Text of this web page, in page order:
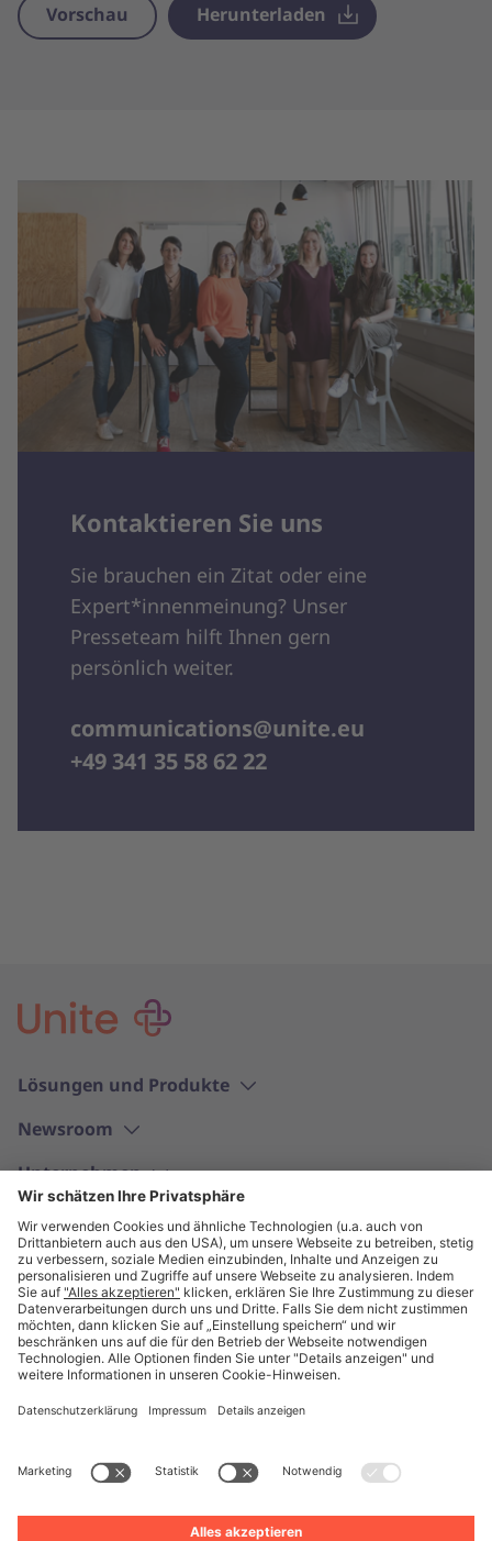
Vorschau Herunterladen
Kontaktieren Sie uns
Sie brauchen ein Zitat oder eine
Expert*innenmeinung? Unser
Presseteam hilft Ihnen gern
persönlich weiter.
communications@unite.eu
+49 341 35 58 62 22
Lösungen und Produkte
Newsroom
Unternehmen
Deutsch